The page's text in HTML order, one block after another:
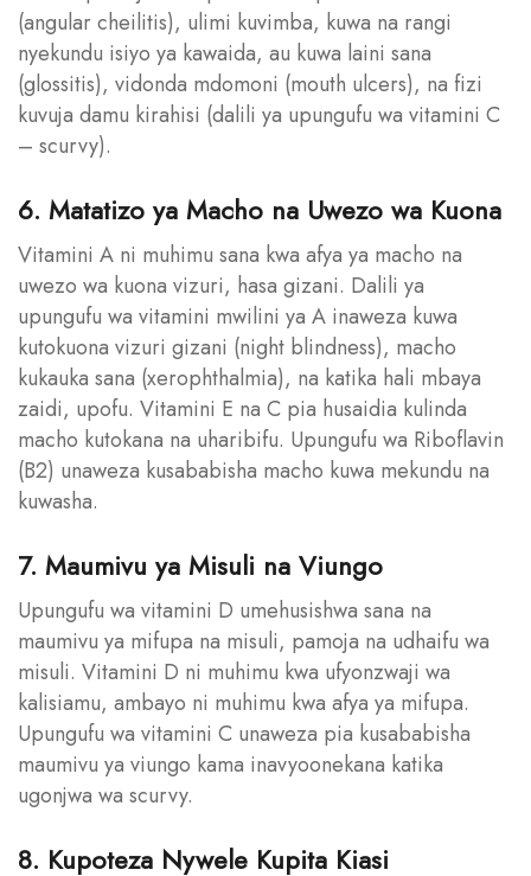
(angular cheilitis), ulimi kuvimba, kuwa na rangi
nyekundu isiyo ya kawaida, au kuwa laini sana
(glossitis), vidonda mdomoni (mouth ulcers), na fizi
kuvuja damu kirahisi (dalili ya upungufu wa vitamini C
– scurvy).
6. Matatizo ya Macho na Uwezo wa Kuona
Vitamini A ni muhimu sana kwa afya ya macho na
uwezo wa kuona vizuri, hasa gizani. Dalili ya
upungufu wa vitamini mwilini ya A inaweza kuwa
kutokuona vizuri gizani (night blindness), macho
kukauka sana (xerophthalmia), na katika hali mbaya
zaidi, upofu. Vitamini E na C pia husaidia kulinda
macho kutokana na uharibifu. Upungufu wa Riboflavin
(B2) unaweza kusababisha macho kuwa mekundu na
kuwasha.
7. Maumivu ya Misuli na Viungo
Upungufu wa vitamini D umehusishwa sana na
maumivu ya mifupa na misuli, pamoja na udhaifu wa
misuli. Vitamini D ni muhimu kwa ufyonzwaji wa
kalisiamu, ambayo ni muhimu kwa afya ya mifupa.
Upungufu wa vitamini C unaweza pia kusababisha
maumivu ya viungo kama inavyoonekana katika
ugonjwa wa scurvy.
8. Kupoteza Nywele Kupita Kiasi